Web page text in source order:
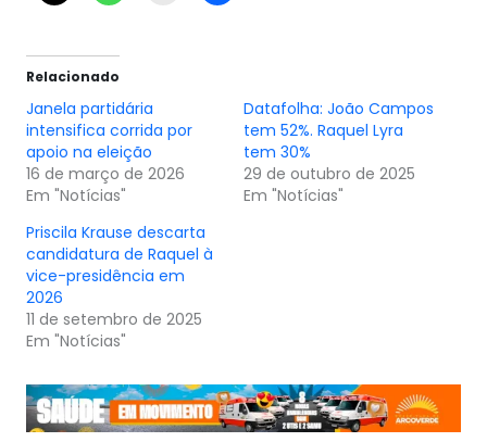
Relacionado
Janela partidária
intensifica corrida por
apoio na eleição
16 de março de 2026
Em "Notícias"
Datafolha: João Campos
tem 52%. Raquel Lyra
tem 30%
29 de outubro de 2025
Em "Notícias"
Priscila Krause descarta
candidatura de Raquel à
vice-presidência em
2026
11 de setembro de 2025
Em "Notícias"